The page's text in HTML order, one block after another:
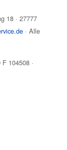
18 ·27777
· Alle
104508 ·